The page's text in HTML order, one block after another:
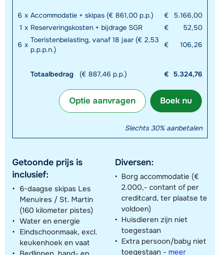
6 x Accommodatie + skipas (€ 861,00 p.p.) €
5.166,00
1 x Reserveringskosten + bijdrage SGR €
52,50
6 x
Toeristenbelasting, vanaf 18 jaar (€ 2,53
p.p.p.n.)
€ 106,26
Totaalbedrag (€ 887,46 p.p.) € 5.324,76
Boek nu
Optie aanvragen
Slechts 30% aanbetalen
Getoonde prijs is
inclusief:
6-daagse skipas Les
Menuires / St. Martin
(160 kilometer pistes)
Water en energie
Eindschoonmaak, excl.
keukenhoek en vaat
Diversen:
Borg accommodatie (€
2.000,- contant of per
creditcard, ter plaatse te
voldoen)
Huisdieren zijn niet
toegestaan
Extra persoon/baby niet
toegestaan - meer